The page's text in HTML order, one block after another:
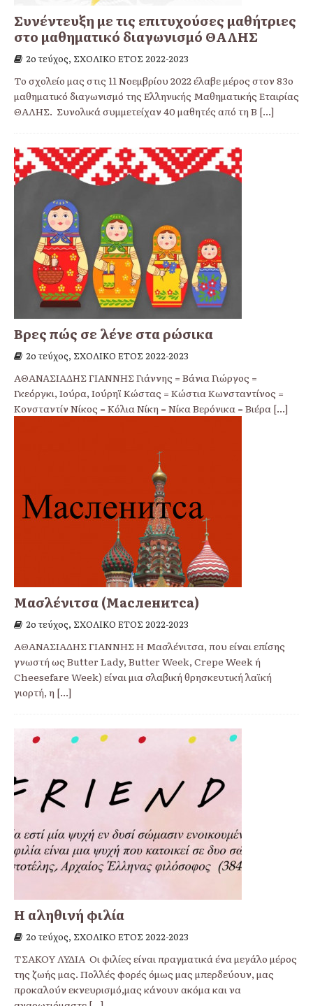
Συνέντευξη με τις επιτυχούσες μαθήτριες
στο μαθηματικό διαγωνισμό ΘΑΛΗΣ
2ο τεύχος, ΣΧΟΛΙΚΟ ΕΤΟΣ 2022-2023
Το σχολείο μας στις 11 Νοεμβρίου 2022 έλαβε μέρος στον 83ο
μαθηματικό διαγωνισμό της Ελληνικής Μαθηματικής Εταιρίας
ΘΑΛΗΣ. Συνολικά συμμετείχαν 40 μαθητές από τη Β [...]
Βρες πώς σε λένε στα ρώσικα
2ο τεύχος, ΣΧΟΛΙΚΟ ΕΤΟΣ 2022-2023
ΑΘΑΝΑΣΙΑΔΗΣ ΓΙΑΝΝΗΣ Γιάννης = Βάνια Γιώργος =
Γκεόργκι, Ιούρα, Ιούρηϊ Κώστας = Κώστια Κωνσταντίνος =
Κονσταντίν Νίκος = Κόλια Νίκη = Νίκα Βερόνικα = Βιέρα [...]
Μασλένιτσα (Масленитса)
2ο τεύχος, ΣΧΟΛΙΚΟ ΕΤΟΣ 2022-2023
ΑΘΑΝΑΣΙΑΔΗΣ ΓΙΑΝΝΗΣ Η Μασλένιτσα, που είναι επίσης
γνωστή ως Butter Lady, Butter Week, Crepe Week ή
Cheesefare Week) είναι μια σλαβική θρησκευτική λαϊκή
γιορτή, η [...]
Η αληθινή φιλία
2ο τεύχος, ΣΧΟΛΙΚΟ ΕΤΟΣ 2022-2023
ΤΣΑΚΟΥ ΛΥΔΙΑ Οι φιλίες είναι πραγματικά ένα μεγάλο μέρος
της ζωής μας. Πολλές φορές όμως μας μπερδεύουν, μας
προκαλούν εκνευρισμό,μας κάνουν ακόμα και να